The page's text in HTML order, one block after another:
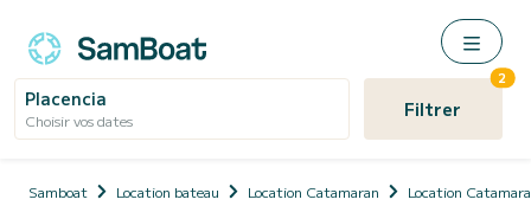
Placencia
Choisir vos dates Filtrer
2
Samboat Location bateau Location Catamaran Location